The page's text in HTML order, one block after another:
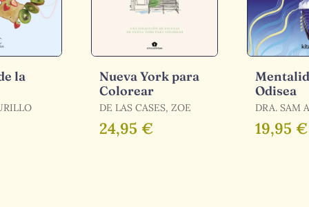
la
Nueva York para
Colorear
DE LAS CASES, ZOE
24,95 €
Odisea
DRA. SAM
19,95 €